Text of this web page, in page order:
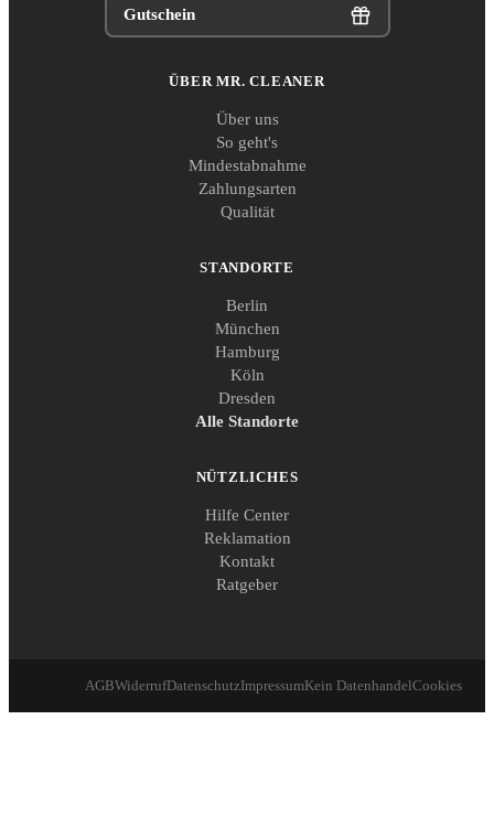
Gutschein
ÜBER MR. CLEANER
Über uns
So geht's
Mindestabnahme
Zahlungsarten
Qualität
STANDORTE
Berlin
München
Hamburg
Köln
Dresden
Alle Standorte
NÜTZLICHES
Hilfe Center
Reklamation
Kontakt
Ratgeber
AGBWiderrufDatenschutzImpressumKein DatenhandelCookies